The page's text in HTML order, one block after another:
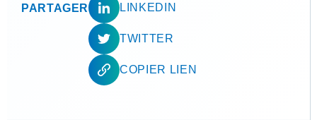
PARTAGER LINKEDIN
TWITTER
COPIER LIEN